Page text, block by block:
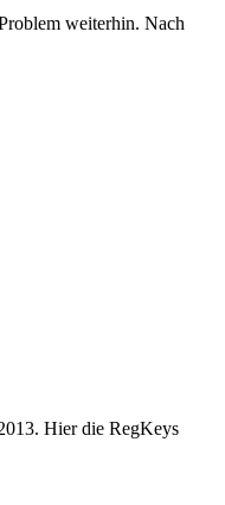
weiterhin. Nach
Hier die RegKeys